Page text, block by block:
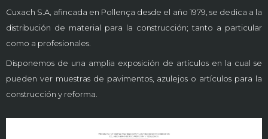
Cuxach S.A, afincada en Pollença desde el año 1979, se dedica a la
distribución de material para la construcción; tanto a particular
como a profesionales.
Disponemos de una amplia exposición de artículos en la cual se
pueden ver muestras de pavimentos, azulejos o artículos para la
construcción y reforma.